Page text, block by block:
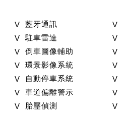
V 藍牙通訊
V
V 駐車雷達
V
V 倒車圖像輔助
V
V 環景影像系統
V
V 自動停車系統
V
V 車道偏離警示
V
V 胎壓偵測 V